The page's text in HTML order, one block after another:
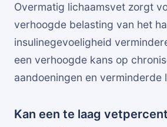
Overmatig lichaamsvet zorgt
verhoogde belasting van het
insulinegevoeligheid
een verhoogde kans op
aandoeningen en verminderde
Kan een te laag